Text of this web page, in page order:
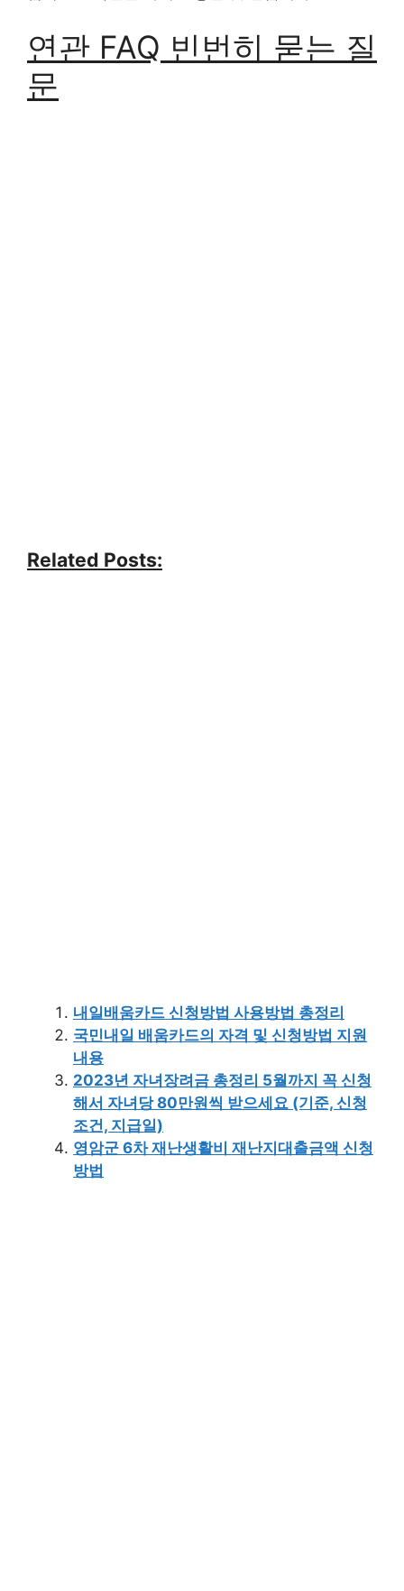
연관 FAQ 빈번히 묻는 질
문
Related Posts:
내일배움카드 신청방법 사용방법 총정리
국민내일 배움카드의 자격 및 신청방법 지원
내용
2023년 자녀장려금 총정리 5월까지 꼭 신청
해서 자녀당 80만원씩 받으세요 (기준, 신청
조건, 지급일)
영암군 6차 재난생활비 재난지대출금액 신청
방법